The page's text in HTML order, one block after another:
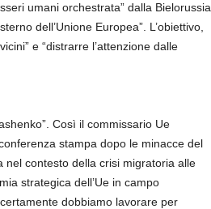
umani orchestrata” dalla Bielorussia
dell’Unione Europea”. L’obiettivo,
e “distrarre l’attenzione dalle
Così il commissario Ue
stampa dopo le minacce del
nel contesto della crisi migratoria alle
strategica dell’Ue in campo
dobbiamo lavorare per